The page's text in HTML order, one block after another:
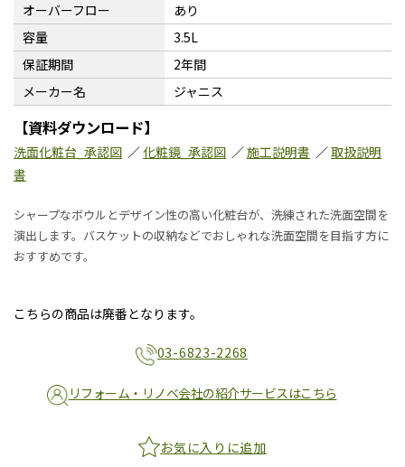
オーバーフロー
あり
容量
3.5L
保証期間
2年間
メーカー名
ジャニス
【資料ダウンロード】
洗面化粧台_承認図 ／化粧鏡_承認図 ／施工説明書 ／取扱説明
書
シャープなボウルとデザイン性の高い化粧台が、洗練された洗面空間を
演出します。バスケットの収納などでおしゃれな洗面空間を目指す方に
おすすめです。
こちらの商品は廃番となります。
03-6823-2268
リフォーム・リノベ会社の紹介サービスはこちら
お気に入りに追加